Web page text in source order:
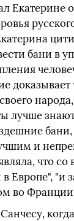
бани в
лучше
и
что
Европе",
во Франции